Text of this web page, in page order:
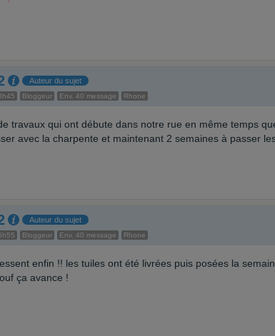
Auteur du sujet
Bloggeur Env. 40 message Rhone
travaux qui ont débute dans notre rue en même temps
avec la charpente et maintenant 2 semaines à passer
Auteur du sujet
Bloggeur Env. 40 message Rhone
enfin !! les tuiles ont été livrées puis posées la
ça avance !